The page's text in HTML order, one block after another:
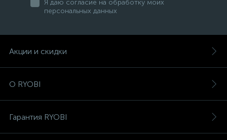
Я даю согласие на обработку моих
персональных данных
Акции и скидки
О RYOBI
Гарантия RYOBI